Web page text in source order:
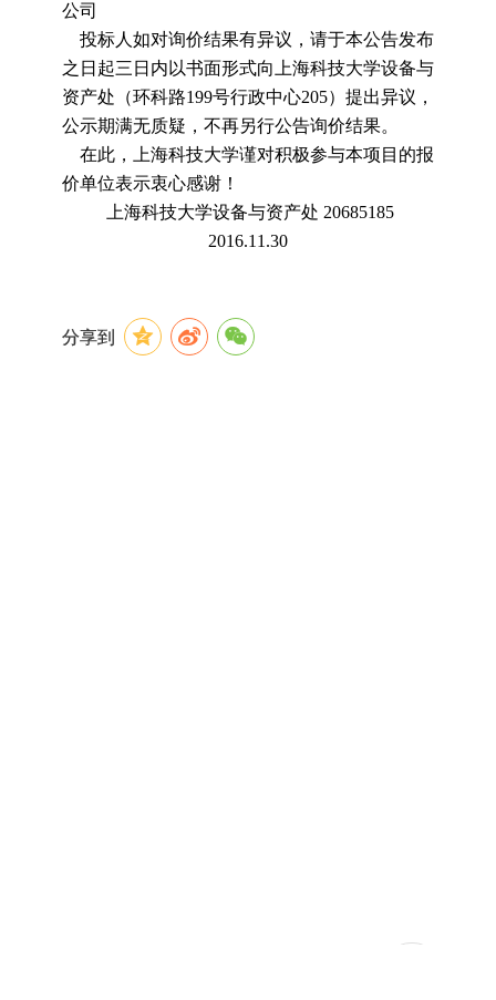
公司
投标人如对询价结果有异议，请于本公告发布
之日起三日内以书面形式向上海科技大学设备与
资产处（环科路199号行政中心205）提出异议，
公示期满无质疑，不再另行公告询价结果。
在此，上海科技大学谨对积极参与本项目的报
价单位表示衷心感谢！
上海科技大学设备与资产处 20685185
2016.11.30
分享到